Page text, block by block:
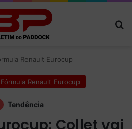
Renault Eurocup
Fórmula Renault Eurocup
Tendência